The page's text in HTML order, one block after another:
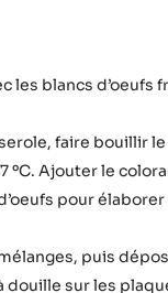
les blancs d’oeufs
faire bouillir le
ºC. Ajouter le
pour
puis
douille sur les